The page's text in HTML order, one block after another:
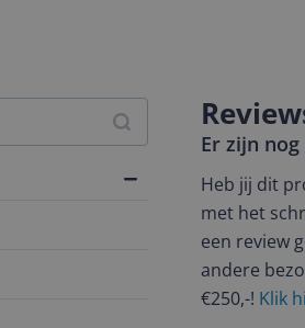
Er zijn
Heb jij dit
met het
een review
andere
€250,-! Klik